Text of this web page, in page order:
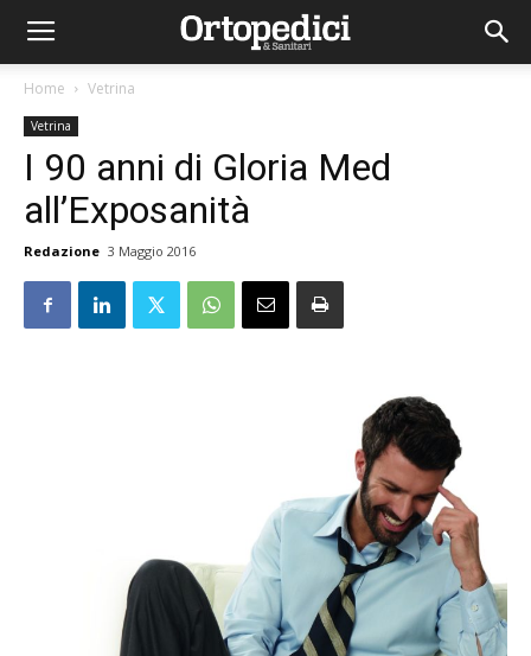
Home Vetrina
Vetrina
I 90 anni di Gloria Med
all’Exposanità
Redazione 3 Maggio 2016